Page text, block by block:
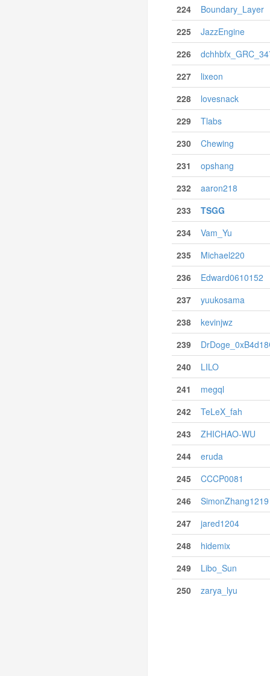
224
Boundary_Layer
225
JazzEngine
226
227
lixeon
228
lovesnack
229
Tlabs
230
Chewing
231
opshang
232
aaron218
233
TSGG
234
Vam_Yu
235
Michael220
236
Edward0610152
237
yuukosama
238
kevinjwz
239
240
LILO
241
megql
242
TeLeX_fah
243
ZHICHAO-WU
244
eruda
245
CCCP0081
246
SimonZhang1219
247
jared1204
248
hidemix
249
Libo_Sun
250
zarya_lyu